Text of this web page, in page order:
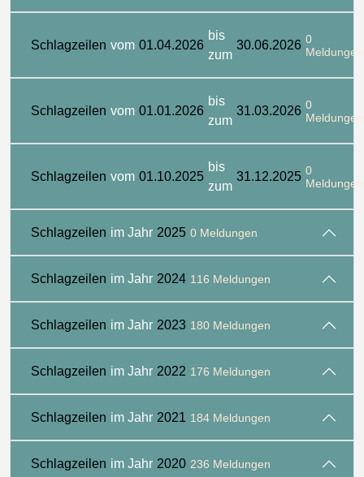
Schlagzeilen vom 01.04.2026
bis
zum
30.06.2026 0
Meldungen
Schlagzeilen vom 01.01.2026
bis
zum
31.03.2026 0
Meldungen
Schlagzeilen vom 01.10.2025
bis
zum
31.12.2025 0
Meldungen
Schlagzeilen im Jahr 2025 0 Meldungen
Schlagzeilen im Jahr 2024 116 Meldungen
Schlagzeilen im Jahr 2023 180 Meldungen
Schlagzeilen im Jahr 2022 176 Meldungen
Schlagzeilen im Jahr 2021 184 Meldungen
Schlagzeilen im Jahr 2020 236 Meldungen